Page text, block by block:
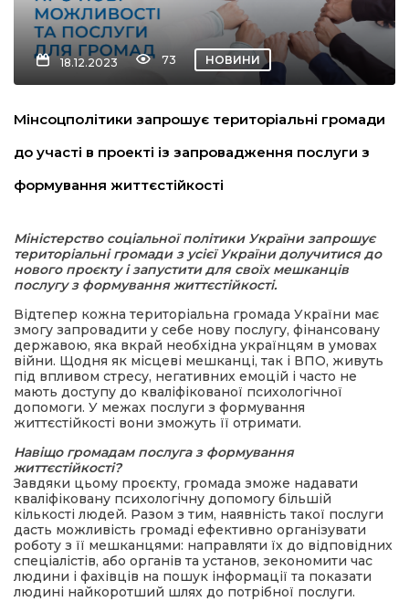
не буває
пам’яті
18.12.2023 73 НОВИНИ
Мінсоцполітики запрошує територіальні громади
до участі в проекті із запровадження послуги з
формування життєстійкості
Міністерство соціальної політики України запрошує
територіальні громади з усієї України долучитися до
нового проєкту і запустити для своїх мешканців
послугу з формування життєстійкості.
Відтепер кожна територіальна громада України має
змогу запровадити у себе нову послугу, фінансовану
державою, яка вкрай необхідна українцям в умовах
війни. Щодня як місцеві мешканці, так і ВПО, живуть
під впливом стресу, негативних емоцій і часто не
мають доступу до кваліфікованої психологічної
допомоги. У межах послуги з формування
життєстійкості вони зможуть її отримати.
Навіщо громадам послуга з формування
життєстійкості?
Завдяки цьому проєкту, громада зможе надавати
кваліфіковану психологічну допомогу більшій
кількості людей. Разом з тим, наявність такої послуги
дасть можливість громаді ефективно організувати
роботу з її мешканцями: направляти їх до відповідних
спеціалістів, або органів та установ, зекономити час
людини і фахівців на пошук інформації та показати
людині найкоротший шлях до потрібної послуги.